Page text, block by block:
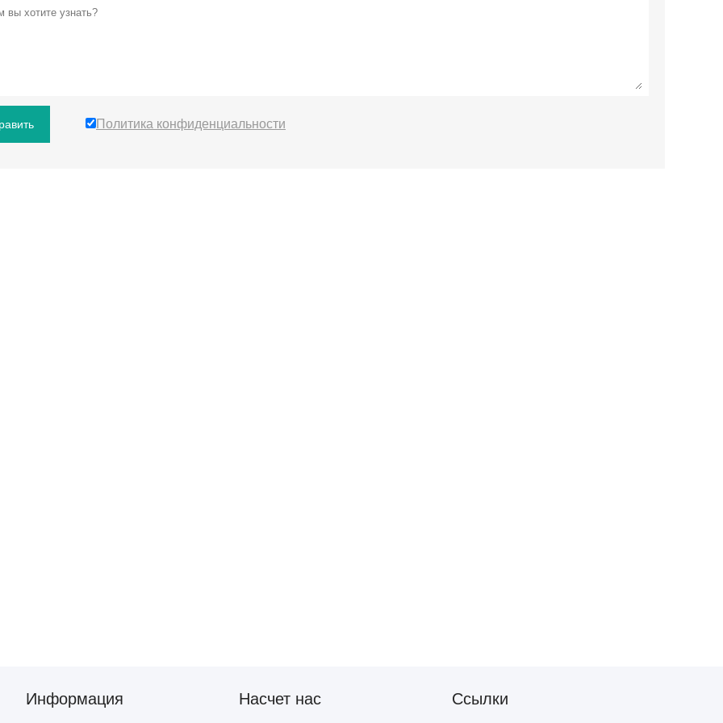
Политика конфиденциальности
Информация Насчет нас Ссылки